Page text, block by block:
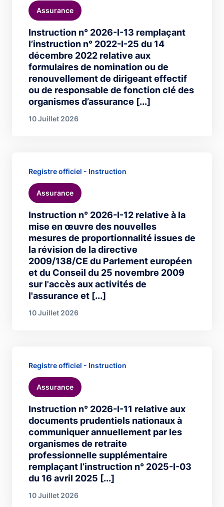
Instruction n° 2026-I-13 remplaçant
l’instruction n° 2022-I-25 du 14
décembre 2022 relative aux
formulaires de nomination ou de
renouvellement de dirigeant effectif
ou de responsable de fonction clé des
organismes d’assurance [...]
Assurance
10 Juillet 2026
Instruction n° 2026-I-12 relative à la
mise en œuvre des nouvelles
mesures de proportionnalité issues de
la révision de la directive
2009/138/CE du Parlement européen
et du Conseil du 25 novembre 2009
sur l'accès aux activités de
l'assurance et [...]
Registre officiel - Instruction
Assurance
10 Juillet 2026
Instruction n° 2026-I-11 relative aux
documents prudentiels nationaux à
communiquer annuellement par les
organismes de retraite
professionnelle supplémentaire
remplaçant l’instruction n° 2025-I-03
du 16 avril 2025 [...]
Registre officiel - Instruction
Assurance
10 Juillet 2026